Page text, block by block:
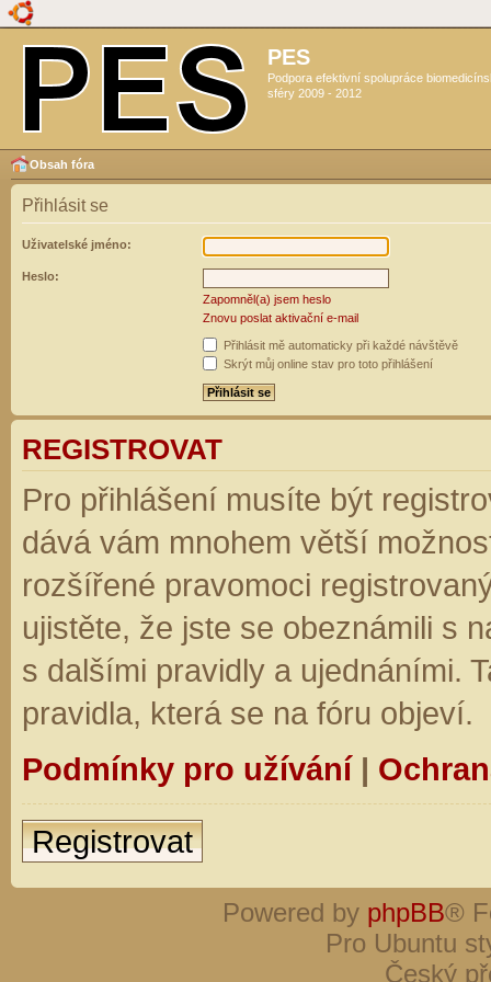
PES
Podpora efektivní spolupráce
sféry 2009 - 2012
Obsah fóra
Přihlásit se
Uživatelské jméno:
Heslo:
Zapomněl(a) jsem heslo
Znovu poslat aktivační e-mail
Přihlásit mě automaticky při každé návštěvě
Skrýt můj online stav pro toto přihlášení
REGISTROVAT
Pro přihlášení musíte být
dává vám mnohem větší
rozšířené pravomoci
ujistěte, že jste se obeznámili s
s dalšími pravidly a ujednáními.
pravidla, která se na fóru objeví.
Podmínky pro užívání|
Registrovat
Powered by phpBB®
Pro Ubuntu
Český